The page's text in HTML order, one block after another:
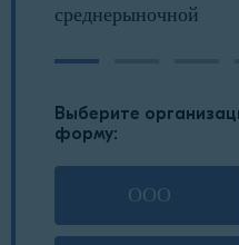
среднерыночной
Выберите
форму:
ООО